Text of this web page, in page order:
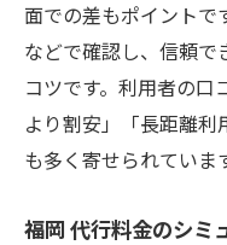
面での差もポイントで
などで確認し、信頼で
コツです。利用者の口
より割安」「長距離
も多く寄せられていま
福岡 代行料金のシミ